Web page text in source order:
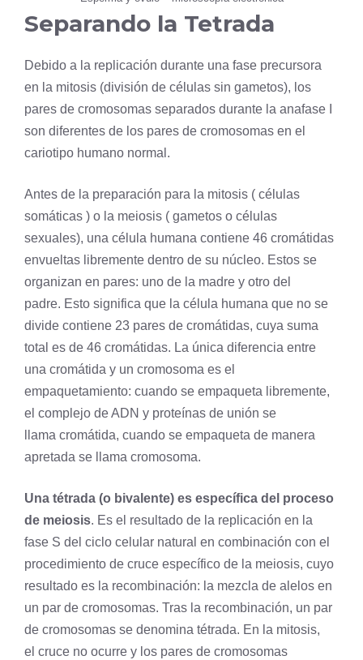
Separando la Tetrada
Debido a la replicación durante una fase precursora
en la mitosis (división de células sin gametos), los
pares de cromosomas separados durante la anafase I
son diferentes de los pares de cromosomas en el
cariotipo humano normal.
Antes de la preparación para la mitosis ( células
somáticas ) o la meiosis ( gametos o células
sexuales), una célula humana contiene 46 cromátidas
envueltas libremente dentro de su núcleo. Estos se
organizan en pares: uno de la madre y otro del
padre. Esto significa que la célula humana que no se
divide contiene 23 pares de cromátidas, cuya suma
total es de 46 cromátidas. La única diferencia entre
una cromátida y un cromosoma es el
empaquetamiento: cuando se empaqueta libremente,
el complejo deADN y proteínas de unión se
llama cromátida, cuando se empaqueta de manera
apretada se llama cromosoma.
Una tétrada (o bivalente) es específica del proceso
de meiosis. Es el resultado de la replicación en la
fase S del ciclo celular natural en combinación con el
procedimiento de cruce específico de la meiosis, cuyo
resultado es la recombinación: la mezcla de alelos en
un par de cromosomas. Tras la recombinación, un par
de cromosomas se denomina tétrada. En la mitosis,
el cruce no ocurre y los pares de cromosomas